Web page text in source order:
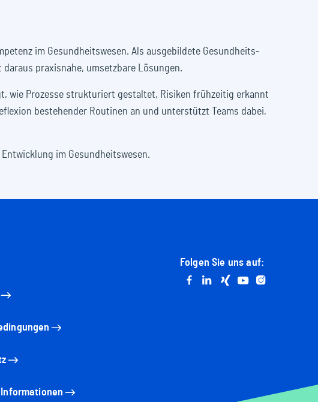
im Gesundheitswesen. Als ausgebildete Gesundheits-
praxisnahe, umsetzbare Lösungen.
wie Prozesse strukturiert gestaltet, Risiken frühzeitig erkannt
bestehender Routinen an und unterstützt Teams dabei,
im Gesundheitswesen.
Folgen Sie uns auf:
Go to facebook
Go to linkedin
Go to xing
Go to youtube
Go to